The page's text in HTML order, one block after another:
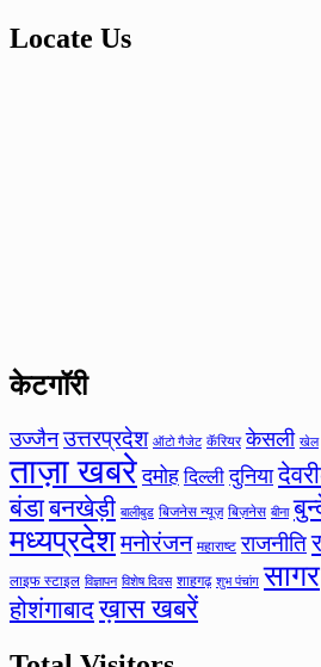
Locate Us
केटगॉरी
उज्जैन उत्तरप्रदेश ऑटो गैजेट कॅरियर केसली खेल
ताज़ा खबरे दमोह दिल्ली दुनिया
बंडाबनखेड़ी बालीबुड बिजनेस न्यूज़ बिज़नेस बीना
मध्यप्रदेशमनोरंजन महाराष्ट राजनीति
लाइफ स्टाइल विज्ञापन विशेष दिवस शाहगढ़ शुभ पंचांग सागर
होशंगाबादख़ास खबरें